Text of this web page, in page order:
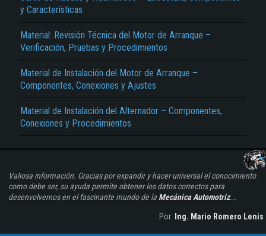
y Características
Material: Revisión Técnica del Motor de Arranque –
Verificación, Pruebas y Procedimientos
Material de Instalación del Motor de Arranque –
Componentes, Conexiones y Ajustes
Material de Instalación del Alternador – Componentes,
Conexiones y Procedimientos
Valiosa información. Gracias por expandir y hacer universal el conocimiento
como debe ser, su ayuda permite obtener los datos correctos para
desenvolvernos en el fascinante mundo de la Mecánica Automotriz...
Por: Ing. Mario Romero Lenis